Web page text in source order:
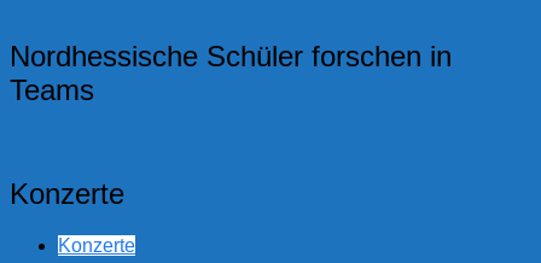
Nordhessische Schüler forschen in
Teams
Konzerte
Konzerte